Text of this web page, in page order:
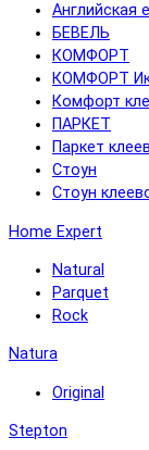
Английская
БЕВЕЛЬ
КОМФОРТ
КОМФОРТ
Комфорт
ПАРКЕТ
Паркет
Стоун
Стоун
Home Expert
Natural
Parquet
Rock
Natura
Original
Stepton